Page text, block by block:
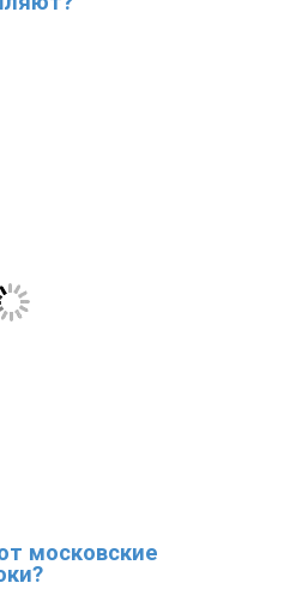
московские